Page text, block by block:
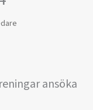
ansöka